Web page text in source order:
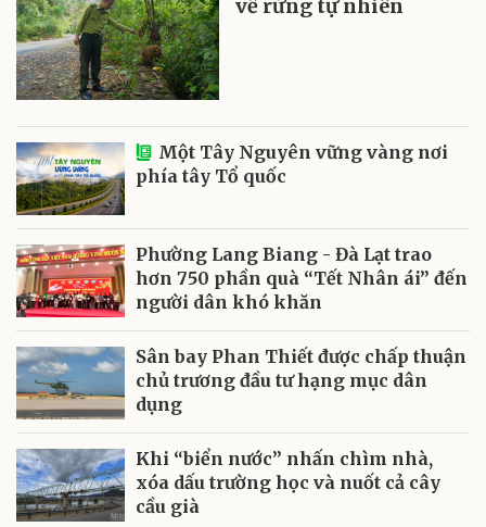
về rừng tự nhiên
Một Tây Nguyên vững vàng nơi
phía tây Tổ quốc
Phường Lang Biang - Đà Lạt trao
hơn 750 phần quà “Tết Nhân ái” đến
người dân khó khăn
Sân bay Phan Thiết được chấp thuận
chủ trương đầu tư hạng mục dân
dụng
Khi “biển nước” nhấn chìm nhà,
xóa dấu trường học và nuốt cả cây
cầu già